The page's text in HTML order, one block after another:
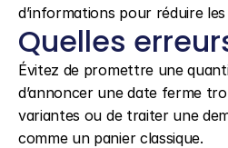
d’informations pour réduire
Quelles
Évitez de promettre une
d’annoncer une date ferme
variantes ou de traiter une
comme un panier classique.